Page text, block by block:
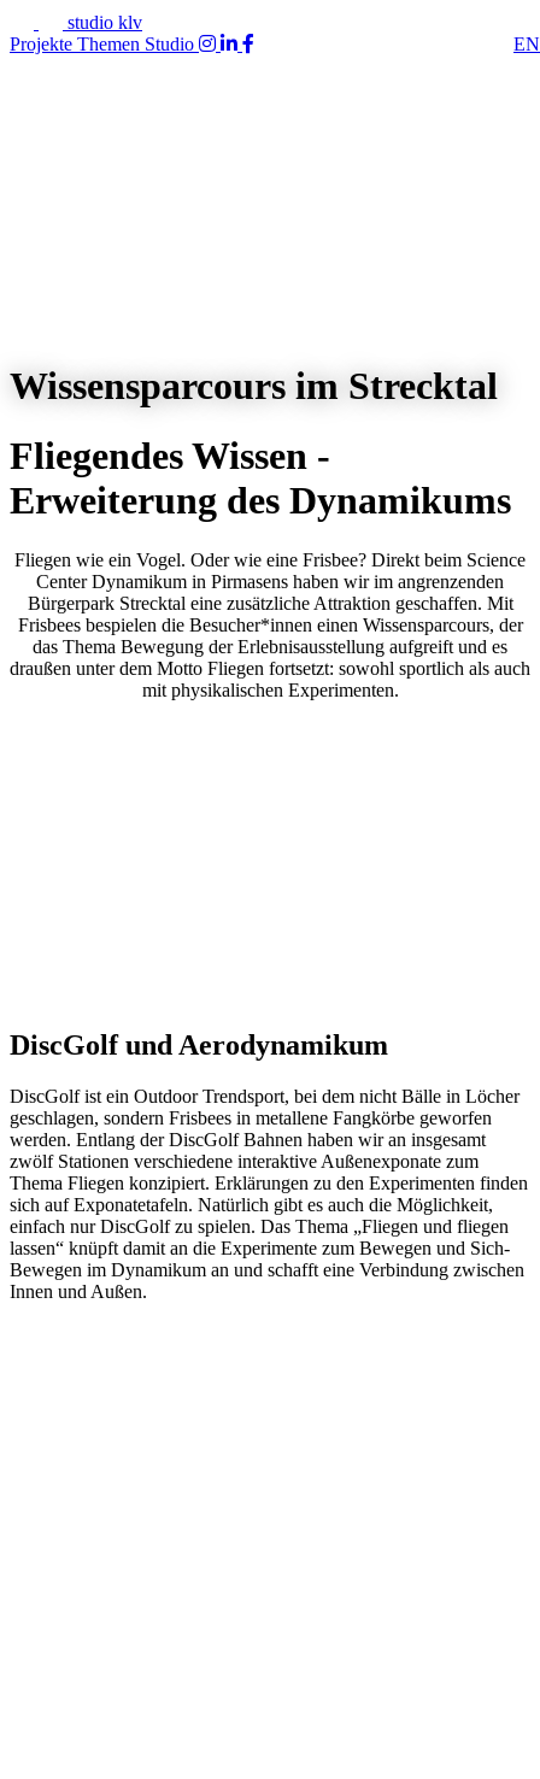
studio klv
Projekte Themen Studio EN
Wissensparcours im Strecktal
Fliegendes Wissen -
Erweiterung des Dynamikums
Fliegen wie ein Vogel. Oder wie eine Frisbee? Direkt beim Science
Center Dynamikum in Pirmasens haben wir im angrenzenden
Bürgerpark Strecktal eine zusätzliche Attraktion geschaffen. Mit
Frisbees bespielen die Besucher*innen einen Wissensparcours, der
das Thema Bewegung der Erlebnisausstellung aufgreift und es
draußen unter dem Motto Fliegen fortsetzt: sowohl sportlich als auch
mit physikalischen Experimenten.
DiscGolf und Aerodynamikum
DiscGolf ist ein Outdoor Trendsport, bei dem nicht Bälle in Löcher
geschlagen, sondern Frisbees in metallene Fangkörbe geworfen
werden. Entlang der DiscGolf Bahnen haben wir an insgesamt
zwölf Stationen verschiedene interaktive Außenexponate zum
Thema Fliegen konzipiert. Erklärungen zu den Experimenten finden
sich auf Exponatetafeln. Natürlich gibt es auch die Möglichkeit,
einfach nur DiscGolf zu spielen. Das Thema „Fliegen und fliegen
lassen“ knüpft damit an die Experimente zum Bewegen und Sich-
Bewegen im Dynamikum an und schafft eine Verbindung zwischen
Innen und Außen.